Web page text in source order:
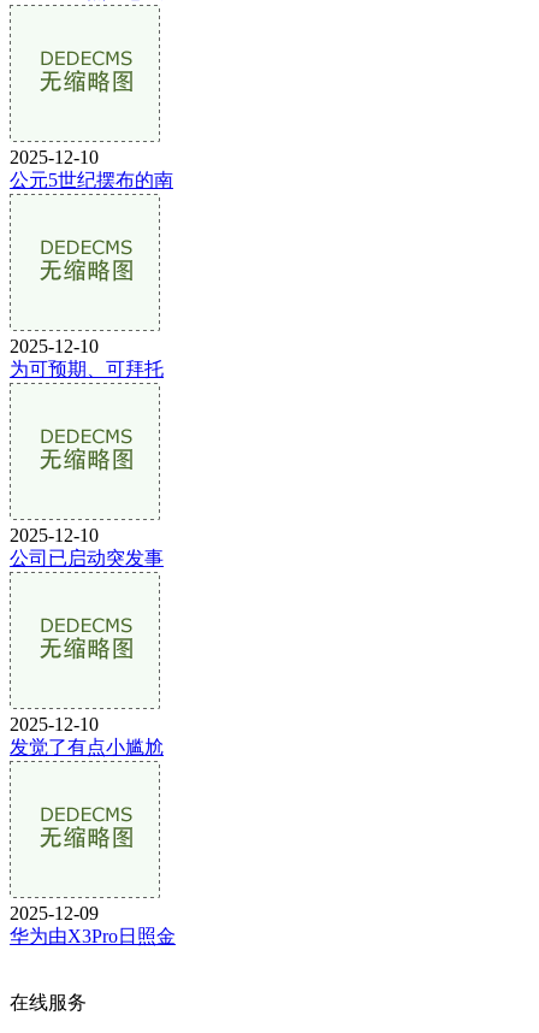
2025-12-10
公元5世纪摆布的南
2025-12-10
为可预期、可拜托
2025-12-10
公司已启动突发事
2025-12-10
发觉了有点小尴尬
2025-12-09
华为由X3Pro日照金
在线服务